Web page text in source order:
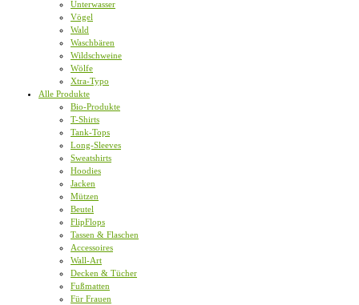
Unterwasser
Vögel
Wald
Waschbären
Wildschweine
Wölfe
Xtra-Typo
Alle Produkte
Bio-Produkte
T-Shirts
Tank-Tops
Long-Sleeves
Sweatshirts
Hoodies
Jacken
Mützen
Beutel
FlipFlops
Tassen & Flaschen
Accessoires
Wall-Art
Decken & Tücher
Fußmatten
Für Frauen